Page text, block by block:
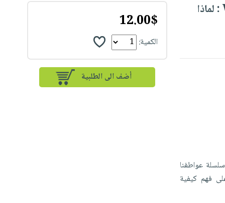
Why Shoud I? Behavior & Emotions : لماذا
سلسلة عواطفنا
فهم كيفية
12.00$
الكمية: